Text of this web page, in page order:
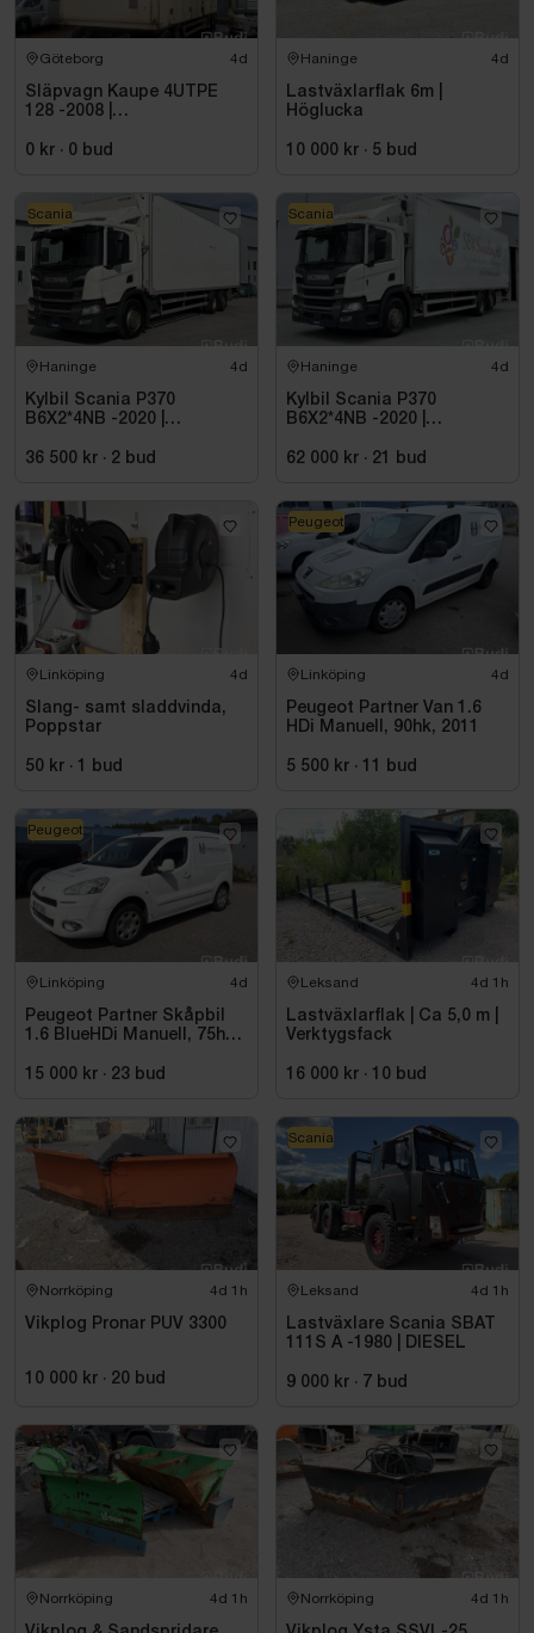
Göteborg 4d
Släpvagn Kaupe 4UTPE
128 -2008 |
0 kr · 0 bud
Haninge 4d
Lastväxlarflak 6m |
Höglucka
10 000 kr · 5 bud
Haninge 4d
Kylbil Scania P370
B6X2*4NB -2020 |
36 500 kr · 2 bud
Scania
Haninge 4d
Kylbil Scania P370
B6X2*4NB -2020 |
62 000 kr · 21 bud
Scania
Linköping 4d
Slang- samt sladdvinda,
Poppstar
50 kr · 1 bud
Linköping 4d
Peugeot Partner Van 1.6
HDi Manuell, 90hk, 2011
5 500 kr · 11 bud
Peugeot
Linköping 4d
Peugeot Partner Skåpbil
1.6 BlueHDi Manuell, 75hk,
15 000 kr · 23 bud
Peugeot
Leksand 4d 1h
Lastväxlarflak | Ca 5,0 m |
Verktygsfack
16 000 kr · 10 bud
Norrköping 4d 1h
Vikplog Pronar PUV 3300
10 000 kr · 20 bud
Leksand 4d 1h
Lastväxlare Scania SBAT
111S A -1980 | DIESEL
9 000 kr · 7 bud
Scania
Norrköping 4d 1h Norrköping 4d 1h